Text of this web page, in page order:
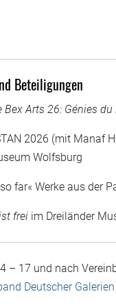
Beteiligungen
Bex Arts 26: Génies du
2026 (mit Manaf
Wolfsburg
far« Werke aus der
freiim Dreiländer
– 17 und nach
Deutscher